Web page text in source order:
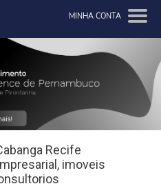
MINHA CONTA
Recife
imoveis